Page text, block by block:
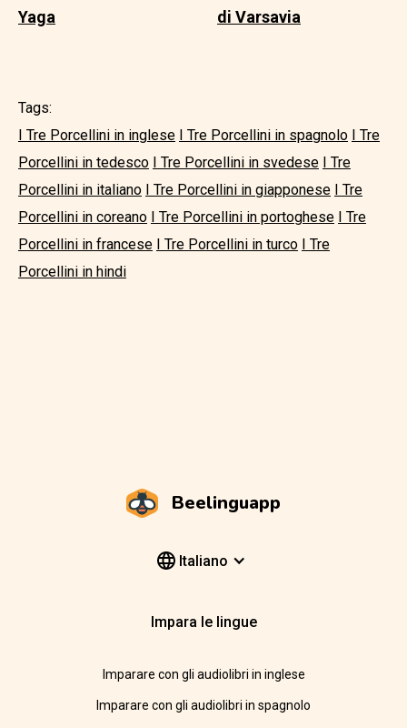
Yaga
di Varsavia
Tags:
I Tre Porcellini in inglese I Tre Porcellini in spagnolo I Tre
Porcellini in tedesco I Tre Porcellini in svedese I Tre
Porcellini in italiano I Tre Porcellini in giapponese I Tre
Porcellini in coreano I Tre Porcellini in portoghese I Tre
Porcellini in francese I Tre Porcellini in turco I Tre
Porcellini in hindi
Beelinguapp
Italiano
Impara le lingue
Imparare con gli audiolibri in inglese
Imparare con gli audiolibri in spagnolo